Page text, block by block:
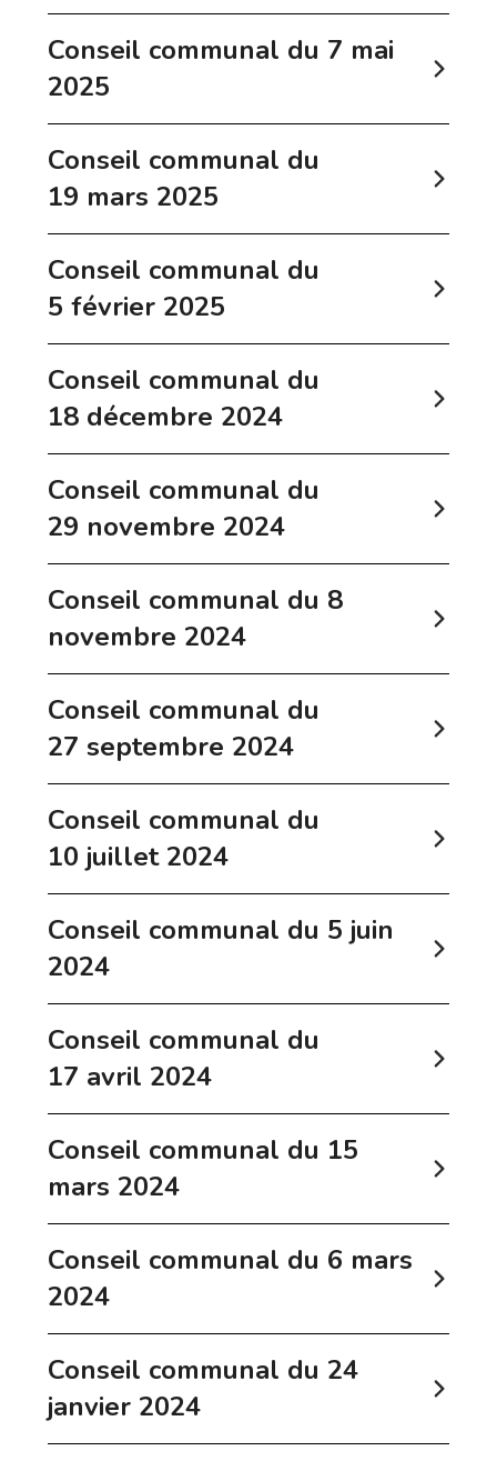
Conseil communal du 7 mai
2025
Conseil communal du
19 mars 2025
Conseil communal du
5 février 2025
Conseil communal du
18 décembre 2024
Conseil communal du
29 novembre 2024
Conseil communal du 8
novembre 2024
Conseil communal du
27 septembre 2024
Conseil communal du
10 juillet 2024
Conseil communal du 5 juin
2024
Conseil communal du
17 avril 2024
Conseil communal du 15
mars 2024
Conseil communal du 6 mars
2024
Conseil communal du 24
janvier 2024